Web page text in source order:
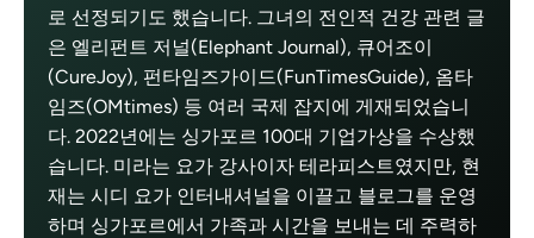
로 선정되기도 했습니다. 그녀의 전인적 건강 관련 글
은 엘리펀트 저널(Elephant Journal), 큐어조이
(CureJoy), 펀타임즈가이드(FunTimesGuide), 옴타
임즈(OMtimes) 등 여러 국제 잡지에 게재되었습니
다. 2022년에는 싱가포르 100대 기업가상을 수상했
습니다. 미라는 요가 강사이자 테라피스트였지만, 현
재는 시디 요가 인터내셔널을 이끌고 블로그를 운영
하며 싱가포르에서 가족과 시간을 보내는 데 주력하